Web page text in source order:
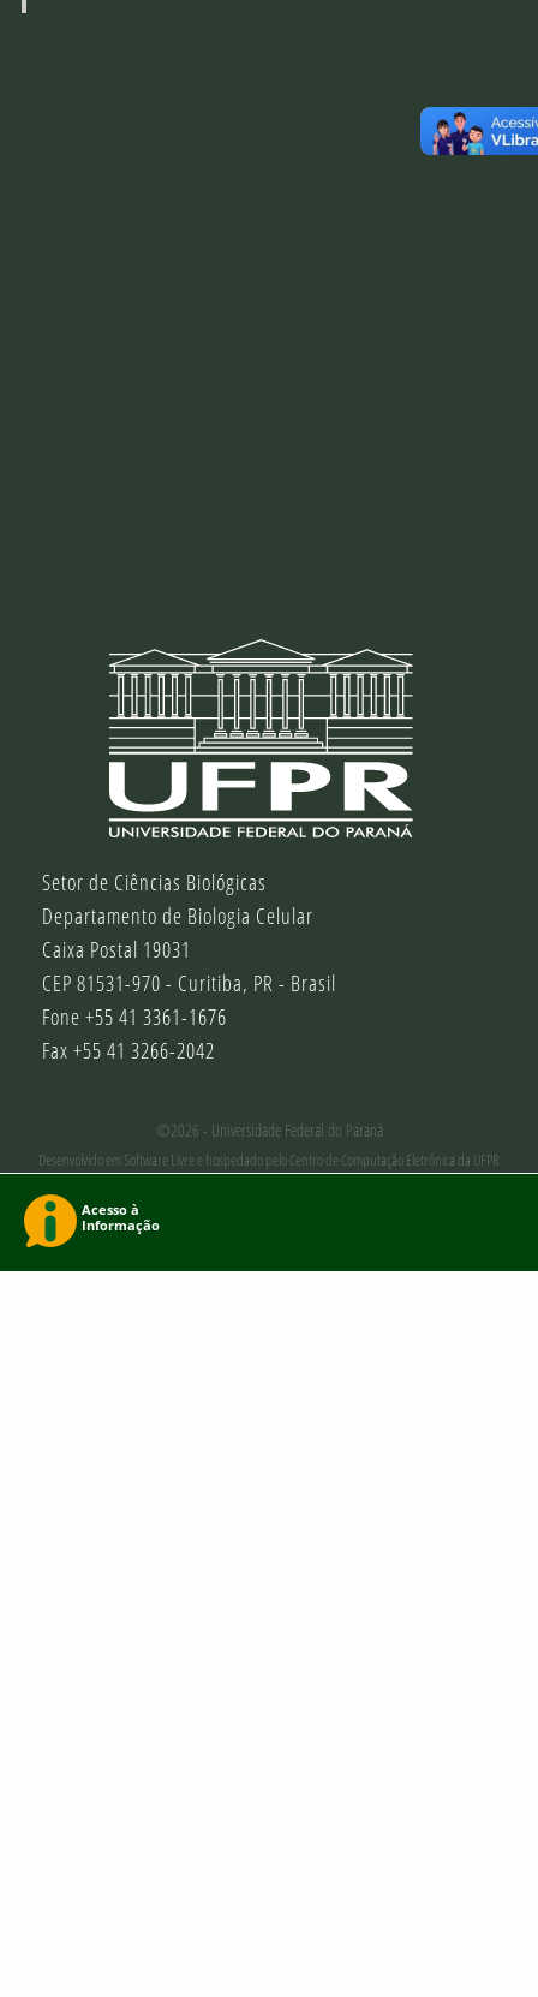
Setor de Ciências Biológicas
Departamento de Biologia Celular
Caixa Postal 19031
CEP 81531-970 - Curitiba, PR - Brasil
Fone +55 41 3361-1676
Fax +55 41 3266-2042
©2026 - Universidade Federal do Paraná
Desenvolvido em Software Livre e hospedado pelo Centro de Computação Eletrônica da UFPR